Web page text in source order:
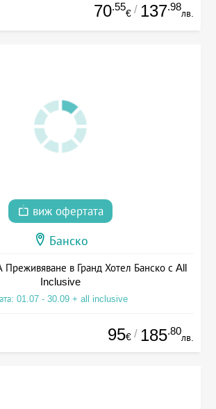
70.55
€ / 137.98
лв.
виж офертата
Банско
в Гранд Хотел Банско с All
Inclusive
01.07 - 30.09 + all inclusive
95€ / 185.80
лв.